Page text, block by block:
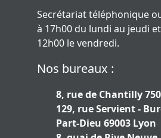
Secrétariat téléphonique
à 17h00 du lundi au jeudi
12h00 le vendredi.
Nos bureaux :
8, rue de Chantilly
129, rue Servient -
Part-Dieu 69003 Lyon